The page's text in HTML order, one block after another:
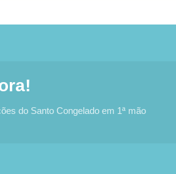
do Santo Congelado em 1ª mão